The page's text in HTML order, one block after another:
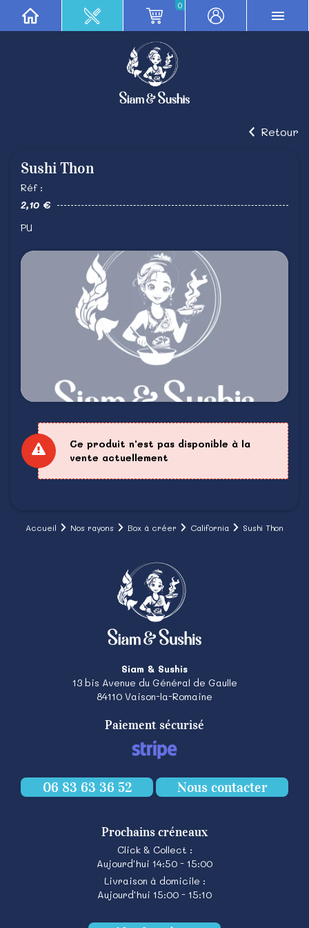
0
Retour
Sushi Thon
Réf :
2,10 €
PU
Ce produit n'est pas disponible à la
vente actuellement
Accueil Nos rayons Box à créer California Sushi Thon
Siam & Sushis
13 bis Avenue du Général de Gaulle
84110 Vaison-la-Romaine
Paiement sécurisé
06 83 63 36 52 Nous contacter
Prochains créneaux
Click & Collect :
Aujourd'hui 14:50 - 15:00
Livraison à domicile :
Aujourd'hui 15:00 - 15:10